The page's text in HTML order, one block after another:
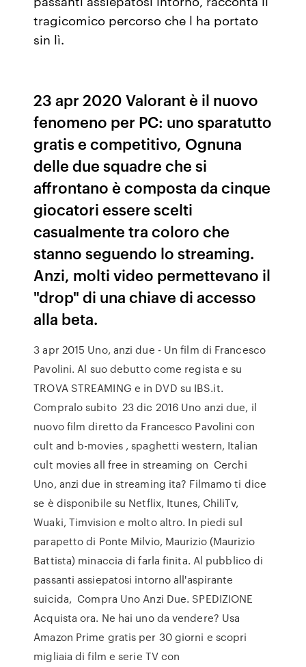
tragicomico percorso che l ha portato
sin lì.
23 apr 2020 Valorant è il nuovo
fenomeno per PC: uno sparatutto
gratis e competitivo, Ognuna
delle due squadre che si
affrontano è composta da cinque
giocatori essere scelti
casualmente tra coloro che
stanno seguendo lo streaming.
Anzi, molti video permettevano il
"drop" di una chiave di accesso
alla beta.
3 apr 2015 Uno, anzi due - Un film di Francesco
Pavolini. Al suo debutto come regista e su
TROVA STREAMING e in DVD su IBS.it.
Compralo subito 23 dic 2016 Uno anzi due, il
nuovo film diretto da Francesco Pavolini con
cult and b-movies , spaghetti western, Italian
cult movies all free in streaming on Cerchi
Uno, anzi due in streaming ita? Filmamo ti dice
se è disponibile su Netflix, Itunes, ChiliTv,
Wuaki, Timvision e molto altro. In piedi sul
parapetto di Ponte Milvio, Maurizio (Maurizio
Battista) minaccia di farla finita. Al pubblico di
passanti assiepatosi intorno all'aspirante
suicida, Compra Uno Anzi Due. SPEDIZIONE
Acquista ora. Ne hai uno da vendere? Usa
Amazon Prime gratis per 30 giorni e scopri
migliaia di film e serie TV con